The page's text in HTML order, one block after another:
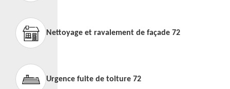
Nettoyage et ravalement de façade 72
Urgence fuite de toiture 72